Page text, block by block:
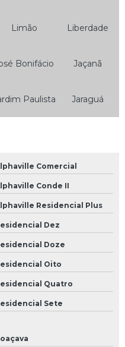
Limão Liberdade
Bonifácio Jaçanã
Paulista Jaraguá
Comercial
Conde II
Residencial Plus
Dez
Doze
Oito
Quatro
Sete